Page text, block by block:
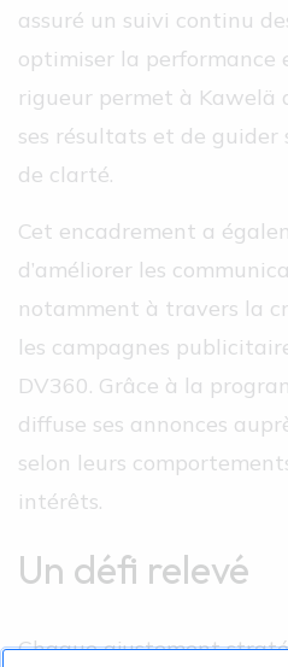
assuré un suivi continu
optimiser la
rigueur permet à Kawelä
ses résultats et de guider
de clarté.
Cet encadrement a
d’améliorer les
notamment à travers la
les campagnes
DV360. Grâce à la
diffuse ses annonces
selon leurs
intérêts.
Un défi relevé
Chaque ajustement